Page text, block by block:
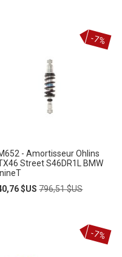
- Amortisseur Ohlins
Street S46DR1L BMW
$US Prix
796,51 $US
-7%
-7%